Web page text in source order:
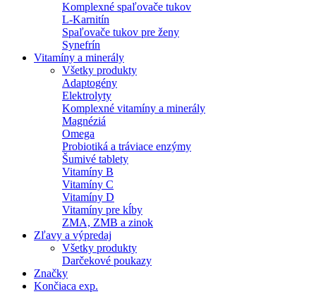
Komplexné spaľovače tukov
L-Karnitín
Spaľovače tukov pre ženy
Synefrín
Vitamíny a minerály
Všetky produkty
Adaptogény
Elektrolyty
Komplexné vitamíny a minerály
Magnéziá
Omega
Probiotiká a tráviace enzýmy
Šumivé tablety
Vitamíny B
Vitamíny C
Vitamíny D
Vitamíny pre kĺby
ZMA, ZMB a zinok
Zľavy a výpredaj
Všetky produkty
Darčekové poukazy
Značky
Končiaca exp.